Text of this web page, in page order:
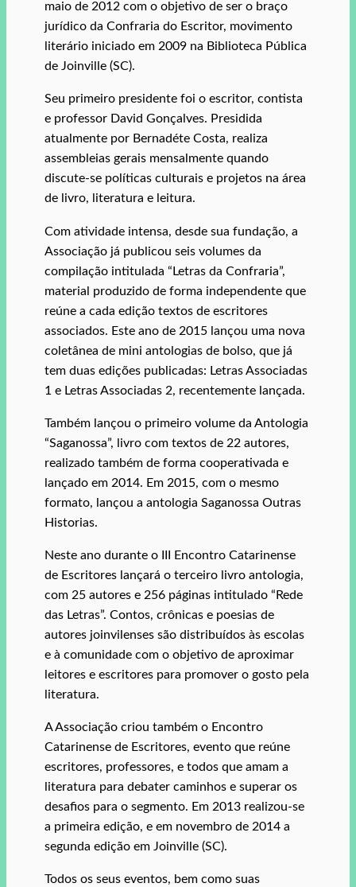
maio de 2012 com o objetivo de ser o braço
jurídico da Confraria do Escritor, movimento
literário iniciado em 2009 na Biblioteca Pública
de Joinville (SC).
Seu primeiro presidente foi o escritor, contista
e professor David Gonçalves. Presidida
atualmente por Bernadéte Costa, realiza
assembleias gerais mensalmente quando
discute-se políticas culturais e projetos na área
de livro, literatura e leitura.
Com atividade intensa, desde sua fundação, a
Associação já publicou seis volumes da
compilação intitulada “Letras da Confraria”,
material produzido de forma independente que
reúne a cada edição textos de escritores
associados. Este ano de 2015 lançou uma nova
coletânea de mini antologias de bolso, que já
tem duas edições publicadas: Letras Associadas
1 e Letras Associadas 2, recentemente lançada.
Também lançou o primeiro volume da Antologia
“Saganossa”, livro com textos de 22 autores,
realizado também de forma cooperativada e
lançado em 2014. Em 2015, com o mesmo
formato, lançou a antologia Saganossa Outras
Historias.
Neste ano durante o III Encontro Catarinense
de Escritores lançará o terceiro livro antologia,
com 25 autores e 256 páginas intitulado “Rede
das Letras”. Contos, crônicas e poesias de
autores joinvilenses são distribuídos às escolas
e à comunidade com o objetivo de aproximar
leitores e escritores para promover o gosto pela
literatura.
A Associação criou também o Encontro
Catarinense de Escritores, evento que reúne
escritores, professores, e todos que amam a
literatura para debater caminhos e superar os
desafios para o segmento. Em 2013 realizou-se
a primeira edição, e em novembro de 2014 a
segunda edição em Joinville (SC).
Todos os seus eventos, bem como suas